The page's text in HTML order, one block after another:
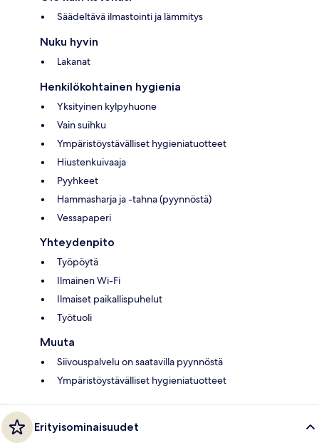
Säädeltävä ilmastointi ja lämmitys
Nuku hyvin
Lakanat
Henkilökohtainen hygienia
Yksityinen kylpyhuone
Vain suihku
Ympäristöystävälliset hygieniatuotteet
Hiustenkuivaaja
Pyyhkeet
Hammasharja ja -tahna (pyynnöstä)
Vessapaperi
Yhteydenpito
Työpöytä
Ilmainen Wi-Fi
Ilmaiset paikallispuhelut
Työtuoli
Muuta
Siivouspalvelu on saatavilla pyynnöstä
Ympäristöystävälliset hygieniatuotteet
Erityisominaisuudet